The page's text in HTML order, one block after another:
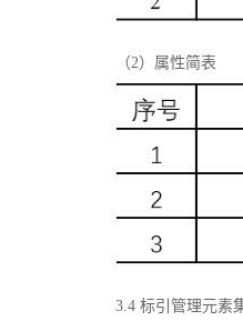
（2）属性简表
3.4 标引管理元素